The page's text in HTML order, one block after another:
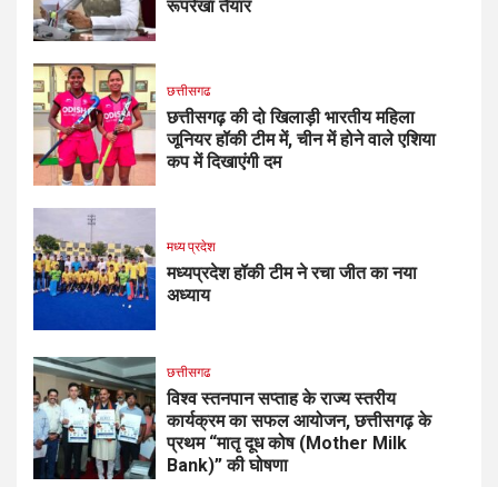
रूपरेखा तैयार
छत्तीसगढ
छत्तीसगढ़ की दो खिलाड़ी भारतीय महिला
जूनियर हॉकी टीम में, चीन में होने वाले एशिया
कप में दिखाएंगी दम
मध्य प्रदेश
मध्यप्रदेश हॉकी टीम ने रचा जीत का नया
अध्याय
छत्तीसगढ
विश्व स्तनपान सप्ताह के राज्य स्तरीय
कार्यक्रम का सफल आयोजन, छत्तीसगढ़ के
प्रथम “मातृ दूध कोष (Mother Milk
Bank)” की घोषणा